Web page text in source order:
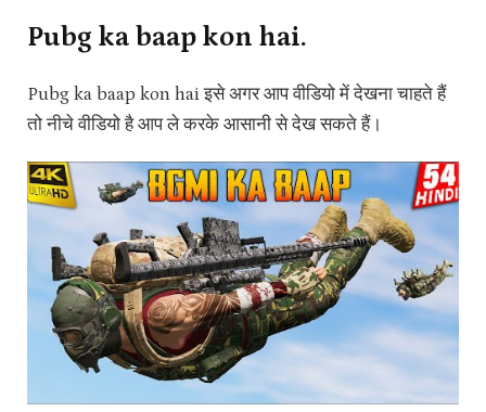
Pubg ka baap kon hai.
Pubg ka baap kon hai इसे अगर आप वीडियो में देखना चाहते हैं
तो नीचे वीडियो है आप ले करके आसानी से देख सकते हैं।